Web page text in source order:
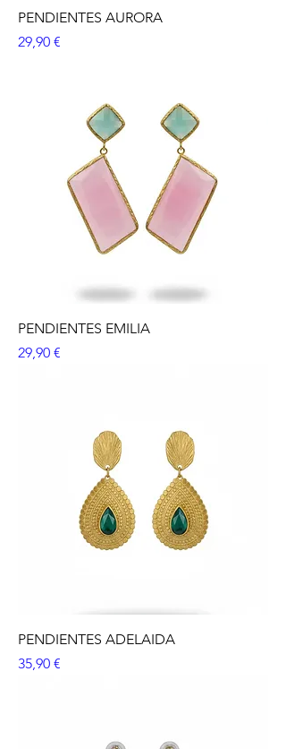
PENDIENTES AURORA
Precio
29,90 €
PENDIENTES EMILIA
Precio
29,90 €
PENDIENTES ADELAIDA
Precio
35,90 €